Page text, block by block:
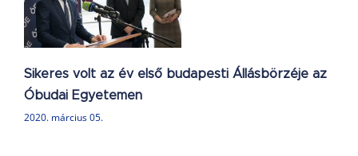
Sikeres volt az év első budapesti Állásbörzéje az
Óbudai Egyetemen
2020. március 05.